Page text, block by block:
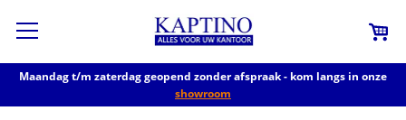
Maandag t/m zaterdag geopend zonder afspraak - kom langs in onze
showroom